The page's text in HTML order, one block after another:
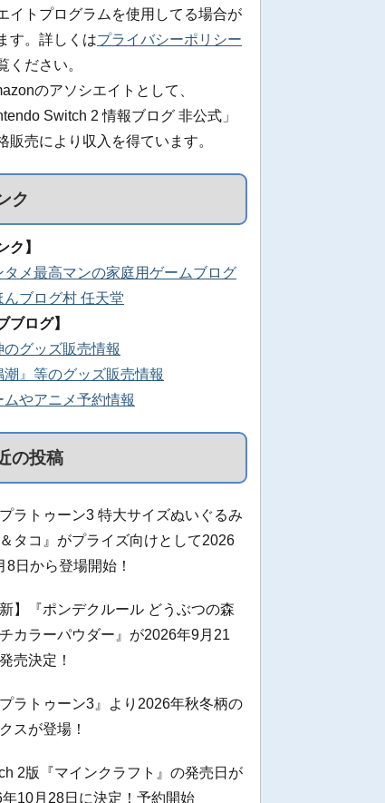
イトプログラムを使用してる場合が
す。詳しくはプライバシーポリシー
ください。
のアソシエイトとして、
Switch 2 情報ブログ 非公式」
販売により収入を得ています。
ク
ク】
タメ最高マンの家庭用ゲームブログ
んブログ村 任天堂
ブログ】
のグッズ販売情報
潮』等のグッズ販売情報
ムやアニメ予約情報
の投稿
プラトゥーン3 特大サイズぬいぐるみ
タコ』がプライズ向けとして2026
8日から登場開始！
新】『ポンデクルール どうぶつの森
カラーパウダー』が2026年9月21
売決定！
プラトゥーン3』より2026年秋冬柄の
スが登場！
2版『マインクラフト』の発売日が
年10月28日に決定！予約開始